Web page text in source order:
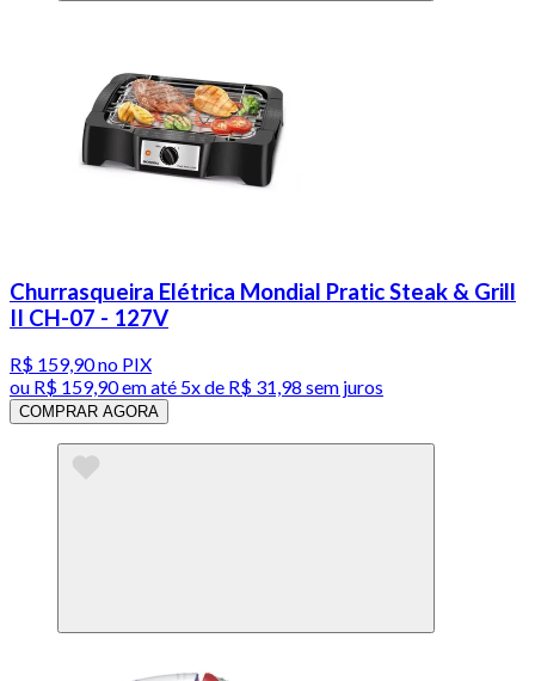
Churrasqueira Elétrica Mondial Pratic Steak & Grill
II CH-07 - 127V
R$ 159,90no PIX
ou R$ 159,90em até 5x de R$ 31,98 sem juros
COMPRAR AGORA